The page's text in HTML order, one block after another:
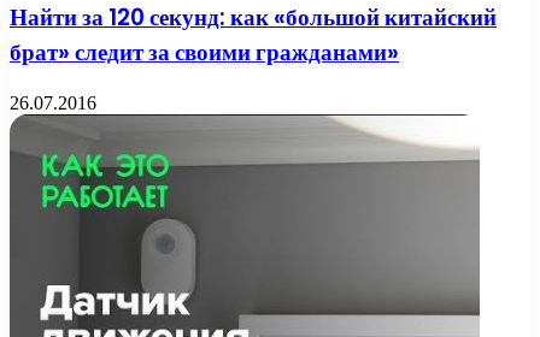
Найти за 120 секунд: как «большой китайский
брат» следит за своими гражданами»
26.07.2016